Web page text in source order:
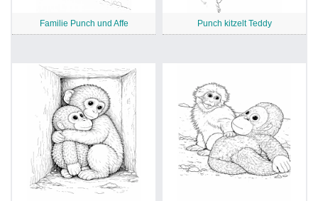
Familie Punch und Affe Punch kitzelt Teddy